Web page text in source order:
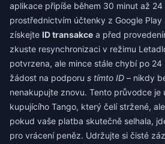
aplikace připíše během 30 minut až
prostřednictvím účtenky z Google Play
získejte ID transakce a před
zkuste resynchronizaci v režimu
potvrzena, ale mince stále chybí po
žádost na podporu s tímto ID – nikdy
nenakupujte znovu. Tento průvodce je
kupujícího Tango, který čelí stržené,
pokud vaše platba skutečně selhala,
pro vrácení peněz. Udržujte si čisté